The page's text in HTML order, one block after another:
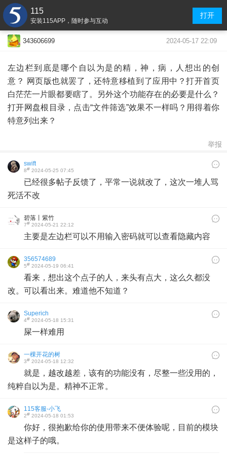
115
安装115APP，随时参与互动
打开
343606699 2024-05-17 22:09
左边栏到底是哪个自以为是的精，神，病，人想出的创
意？ 网页版也就罢了，还特意移植到了应用中？打开首页
白茫茫一片眼都要瞎了。另外这个功能存在的必要是什么？
打开网盘根目录，点击“文件筛选”效果不一样吗？用得着你
特意列出来？
举报
swift
8# 2024-05-25 07:45
已经很多帖子反馈了，平常一说就改了，这次一堆人骂
死活不改
碧落丨紫竹
7# 2024-05-21 22:12
主要是左边栏可以不用输入密码就可以查看隐藏内容
356574689
5# 2024-05-19 06:41
看来，想出这个点子的人，来头有点大，这么久都没
改。可以看出来。难道他不知道？
Superich
4# 2024-05-18 15:31
屎一样难用
一棵开花的树
3# 2024-05-18 12:32
就是，越改越差，该有的功能没有，尽整一些没用的，
纯粹自以为是。精神不正常。
115客服-小飞
2# 2024-05-18 01:53
你好，很抱歉给你的使用带来不便体验呢，目前的模块
是这样子的哦。